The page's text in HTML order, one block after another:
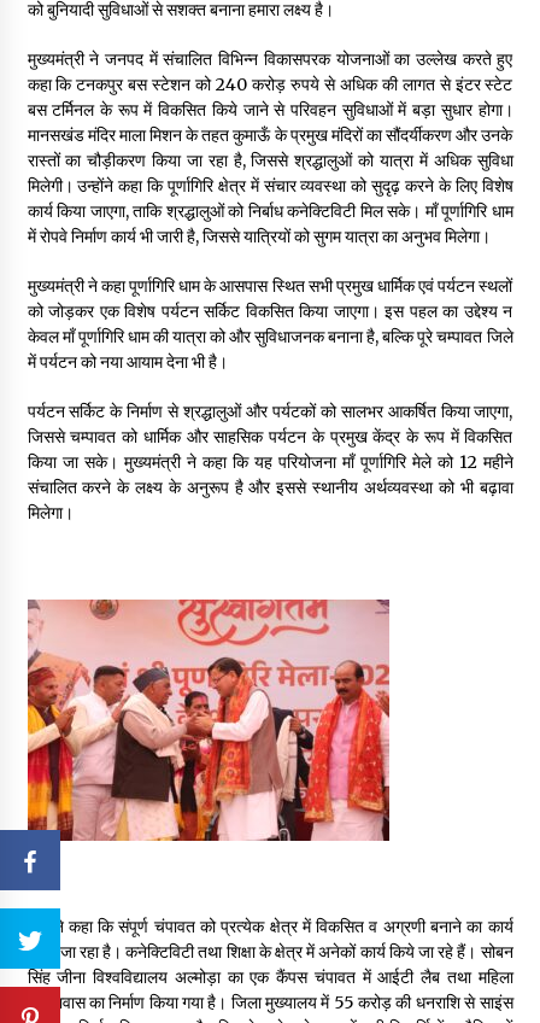
को बुनियादी सुविधाओं से सशक्त बनाना हमारा लक्ष्य है।
मुख्यमंत्री ने जनपद में संचालित विभिन्न विकासपरक योजनाओं का उल्लेख करते हुए
कहा कि टनकपुर बस स्टेशन को 240 करोड़ रुपये से अधिक की लागत से इंटर स्टेट
बस टर्मिनल के रूप में विकसित किये जाने से परिवहन सुविधाओं में बड़ा सुधार होगा।
मानसखंड मंदिर माला मिशन के तहत कुमाऊँ के प्रमुख मंदिरों का सौंदर्यीकरण और उनके
रास्तों का चौड़ीकरण किया जा रहा है, जिससे श्रद्धालुओं को यात्रा में अधिक सुविधा
मिलेगी। उन्होंने कहा कि पूर्णागिरि क्षेत्र में संचार व्यवस्था को सुदृढ़ करने के लिए विशेष
कार्य किया जाएगा, ताकि श्रद्धालुओं को निर्बाध कनेक्टिविटी मिल सके। माँ पूर्णागिरि धाम
में रोपवे निर्माण कार्य भी जारी है, जिससे यात्रियों को सुगम यात्रा का अनुभव मिलेगा।
मुख्यमंत्री ने कहा पूर्णागिरि धाम के आसपास स्थित सभी प्रमुख धार्मिक एवं पर्यटन स्थलों
को जोड़कर एक विशेष पर्यटन सर्किट विकसित किया जाएगा। इस पहल का उद्देश्य न
केवल माँ पूर्णागिरि धाम की यात्रा को और सुविधाजनक बनाना है, बल्कि पूरे चम्पावत जिले
में पर्यटन को नया आयाम देना भी है।
पर्यटन सर्किट के निर्माण से श्रद्धालुओं और पर्यटकों को सालभर आकर्षित किया जाएगा,
जिससे चम्पावत को धार्मिक और साहसिक पर्यटन के प्रमुख केंद्र के रूप में विकसित
किया जा सके। मुख्यमंत्री ने कहा कि यह परियोजना माँ पूर्णागिरि मेले को 12 महीने
संचालित करने के लक्ष्य के अनुरूप है और इससे स्थानीय अर्थव्यवस्था को भी बढ़ावा
मिलेगा।
उन्होंने कहा कि संपूर्ण चंपावत को प्रत्येक क्षेत्र में विकसित व अग्रणी बनाने का कार्य
किया जा रहा है। कनेक्टिविटी तथा शिक्षा के क्षेत्र में अनेकों कार्य किये जा रहे हैं। सोबन
सिंह जीना विश्वविद्यालय अल्मोड़ा का एक कैंपस चंपावत में आईटी लैब तथा महिला
छात्रावास का निर्माण किया गया है। जिला मुख्यालय में 55 करोड़ की धनराशि से साइंस